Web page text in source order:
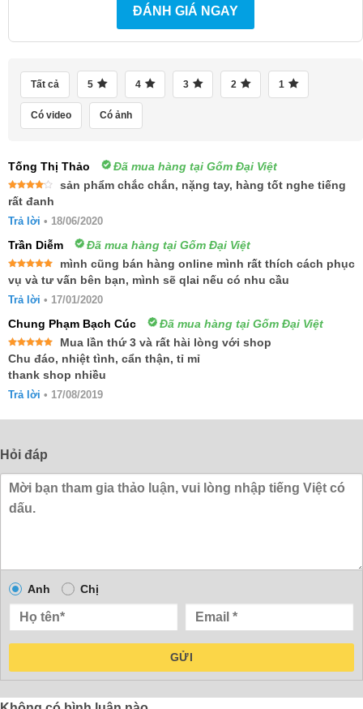
ĐÁNH GIÁ NGAY
Tất cả 5 4 3 2 1
Có video Có ảnh
Tống Thị Thảo Đã mua hàng tại Gốm Đại Việt
Được
xếp
hạng 4
5 sao
sản phẩm chắc chắn, nặng tay, hàng tốt nghe tiếng
rất đanh
Trả lời • 18/06/2020
Trần Diễm Đã mua hàng tại Gốm Đại Việt
Được xếp
hạng55
sao
mình cũng bán hàng online mình rất thích cách phục
vụ và tư vấn bên bạn, mình sẽ qlai nếu có nhu cầu
Trả lời • 17/01/2020
Chung Phạm Bạch Cúc Đã mua hàng tại Gốm Đại Việt
Được xếp
hạng 55
sao
Mua lần thứ 3 và rất hài lòng với shop
Chu đáo, nhiệt tình, cẩn thận, tỉ mỉ
thank shop nhiều
Trả lời • 17/08/2019
Hỏi đáp
Anh Chị
GỬI